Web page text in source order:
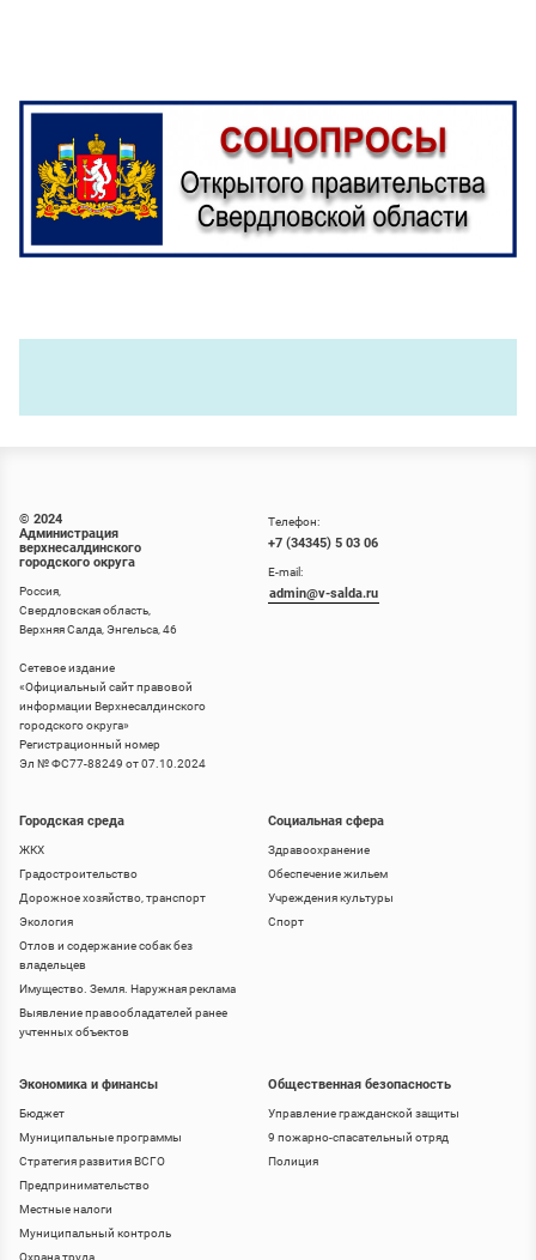
© 2024
Администрация
верхнесалдинского
городского округа
Россия,
Свердловская область,
Верхняя Салда, Энгельса, 46
Сетевое издание
«Официальный сайт правовой
информации Верхнесалдинского
городского округа»
Регистрационный номер
Эл № ФС77-88249 от 07.10.2024
Городская среда
ЖКХ
Градостроительство
Дорожное хозяйство, транспорт
Экология
Отлов и содержание собак без
владельцев
Имущество. Земля. Наружная реклама
Выявление правообладателей ранее
учтенных объектов
Социальная сфера
Здравоохранение
Обеспечение жильем
Учреждения культуры
Спорт
Телефон:
+7 (34345) 5 03 06
E-mail:
admin@v-salda.ru
Экономика и финансы
Бюджет
Муниципальные программы
Стратегия развития ВСГО
Предпринимательство
Местные налоги
Муниципальный контроль
Охрана труда
Общественная безопасность
Управление гражданской защиты
9 пожарно-спасательный отряд
Полиция